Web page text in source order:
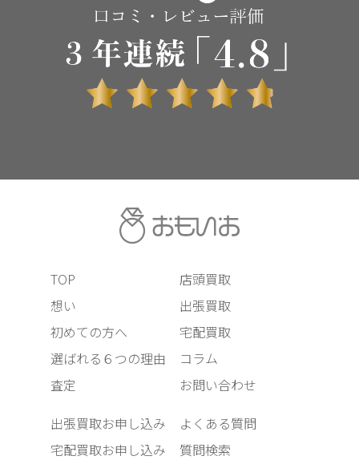
TOP
想い
初めての方へ
選ばれる６つの理由
査定
店頭買取
出張買取
宅配買取
コラム
お問い合わせ
出張買取お申し込み
宅配買取お申し込み
よくある質問
質問検索